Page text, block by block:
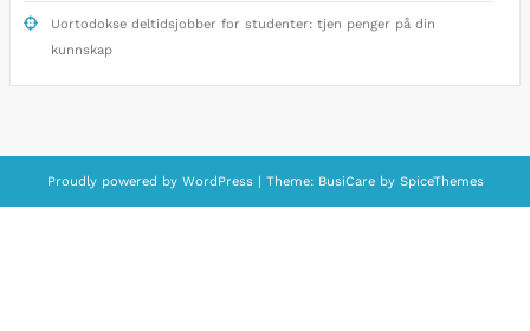
Uortodokse deltidsjobber for studenter: tjen penger på din
kunnskap
Proudly powered by WordPress| Theme: BusiCare bySpiceThemes